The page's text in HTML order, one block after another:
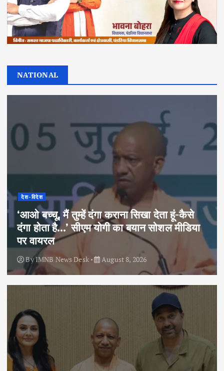
NATIONAL
देश-विदेश
‘आओ बच्चू, मैं तुम्हें दंगा कराना सिखा देता हूं-कैसे
दंगा होता है…’ सीएम योगी का बयान सोशल मीडिया
पर वायरल
ByIMNB News Desk August 8, 2026